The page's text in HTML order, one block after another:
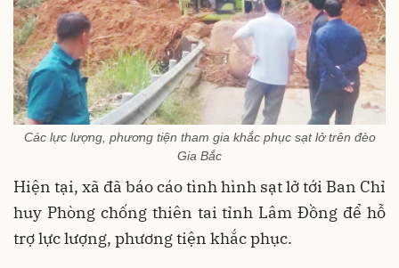
Các lực lượng, phương tiện tham gia khắc phục sạt lở trên đèo
Gia Bắc
Hiện tại, xã đã báo cáo tình hình sạt lở tới Ban Chỉ
huy Phòng chống thiên tai tỉnh Lâm Đồng để hỗ
trợ lực lượng, phương tiện khắc phục.